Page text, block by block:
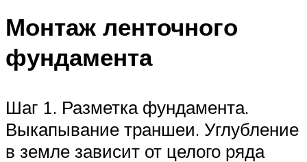
Монтаж ленточного
фундамента
Шаг 1. Разметка фундамента.
Выкапывание траншеи. Углубление
в земле зависит от целого ряда